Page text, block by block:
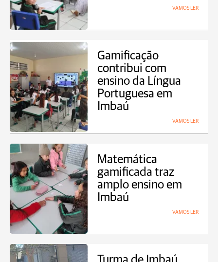
VAMOS LER
Gamificação
contribui com
ensino da Língua
Portuguesa em
Imbaú
VAMOS LER
Matemática
gamificada traz
amplo ensino em
Imbaú
VAMOS LER